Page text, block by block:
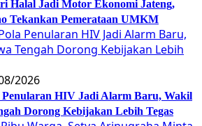
Halal Jadi Motor Ekonomi Jateng,
Tekankan Pemerataan UMKM
2026
Penularan HIV Jadi Alarm Baru, Wakil
Dorong Kebijakan Lebih Tegas